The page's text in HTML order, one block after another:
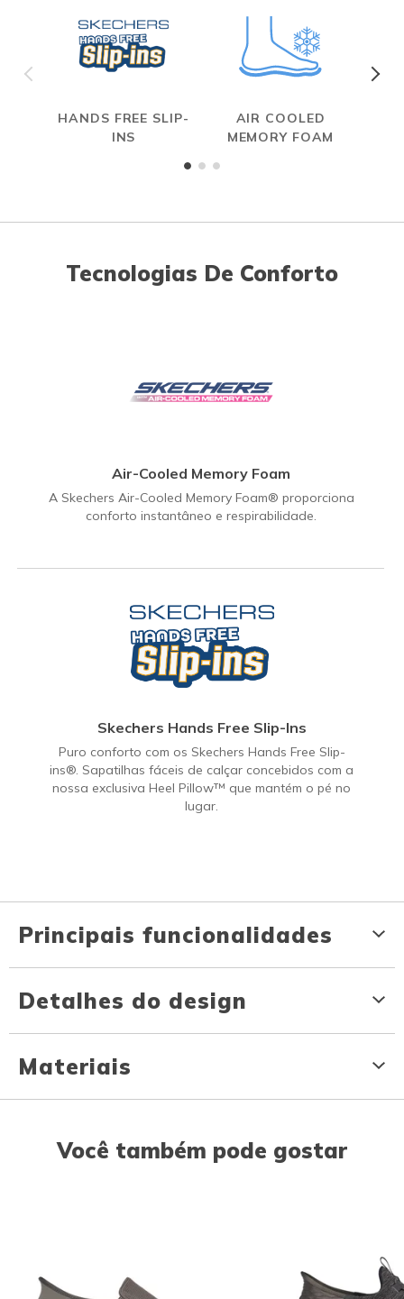
HANDS FREE SLIP-
INS
AIR COOLED
MEMORY FOAM
Tecnologias De Conforto
Air-Cooled Memory Foam
A Skechers Air-Cooled Memory Foam® proporciona
conforto instantâneo e respirabilidade.
Skechers Hands Free Slip-Ins
Puro conforto com os Skechers Hands Free Slip-
ins®. Sapatilhas fáceis de calçar concebidos com a
nossa exclusiva Heel Pillow™ que mantém o pé no
lugar.
Principais funcionalidades
Detalhes do design
Materiais
Você também pode gostar